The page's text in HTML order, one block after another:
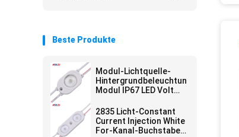
Beste Produkte
Modul-Lichtquelle-
Hintergrundbeleuchtung
Modul IP67 LED Volt
Weiß-12
2835 Licht-Constant
Current Injection White
For-Kanal-Buchstabe